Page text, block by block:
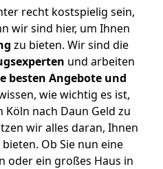
recht kostspielig sein,
wir sind hier, um Ihnen
zu bieten. Wir sind die
und arbeiten
besten Angebote und
wie wichtig es ist,
nach Daun Geld zu
wir alles daran, Ihnen
Ob Sie nun eine
oder ein großes Haus in